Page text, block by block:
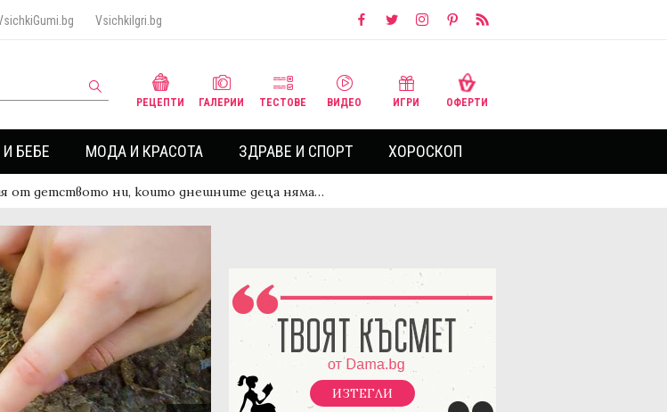
VsichkiIgri.bg
РЕЦЕПТИ ГАЛЕРИИ ТЕСТОВЕ ВИДЕО ИГРИ ОФЕРТИ
БЕБЕ МОДА И КРАСОТА ЗДРАВЕ И СПОРТ ХОРОСКОП
от детството ни, които днешните деца няма…
ИЗТЕГЛИ